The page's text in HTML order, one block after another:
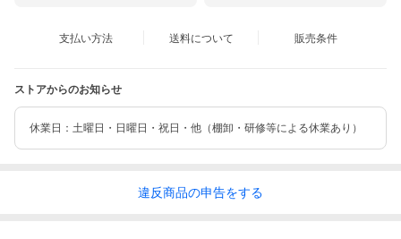
支払い方法 送料について 販売条件
ストアからのお知らせ
休業日：土曜日・日曜日・祝日・他（棚卸・研修等による休業あり）
違反商品の申告をする